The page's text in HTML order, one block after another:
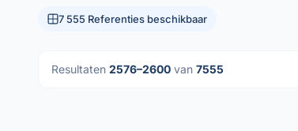
7 555 Referenties beschikbaar
Resultaten 2576–2600 van 7555